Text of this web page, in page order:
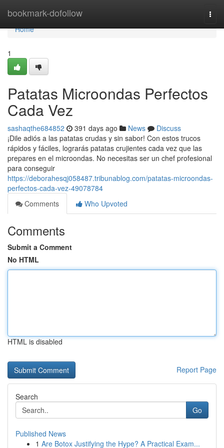
bookmark-dofollow
Home
Home
1
Patatas Microondas Perfectos
Cada Vez
sashaqthe684852 391 days ago News
Discuss
¡Dile adiós a las patatas crudas y sin sabor! Con estos trucos
rápidos y fáciles, lograrás patatas crujientes cada vez que las
prepares en el microondas. No necesitas ser un chef profesional
para conseguir
https://deborahesqj058487.tribunablog.com/patatas-microondas-
perfectos-cada-vez-49078784
Comments
Who Upvoted
Comments
Submit a Comment
No HTML
HTML is disabled
Report Page
Search
Go
Published News
1 Are Botox Justifying the Hype? A Practical Exam...